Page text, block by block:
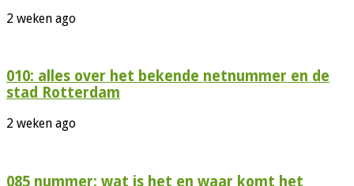
2 weken ago
010: alles over het bekende netnummer en de
stad Rotterdam
2 weken ago
085 nummer: wat is het en waar komt het